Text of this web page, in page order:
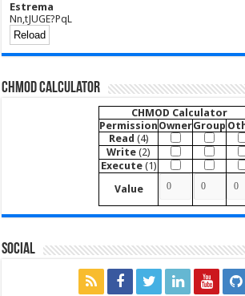
Estrema
Nn,tJUGE?PqL
CHMOD Calculator
CHMOD Calculator
Permission OwnerGroup
Read (4)
Write (2)
Execute(1)
Value
Social